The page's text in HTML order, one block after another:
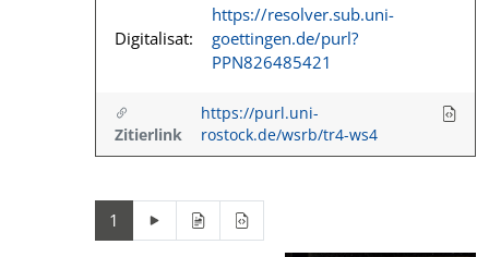
Digitalisat:
https://resolver.sub.uni-
goettingen.de/purl?
PPN826485421
Zitierlink
https://purl.uni-
rostock.de/wsrb/tr4-ws4
1